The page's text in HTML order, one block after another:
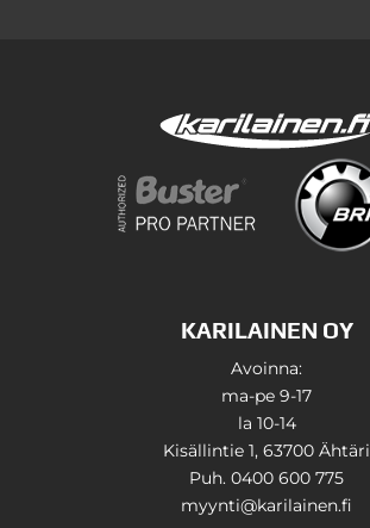
KARILAINEN OY
Avoinna:
ma-pe 9-17
la 10-14
Kisällintie 1, 63700 Ähtäri
Puh. 0400 600 775
myynti@karilainen.fi